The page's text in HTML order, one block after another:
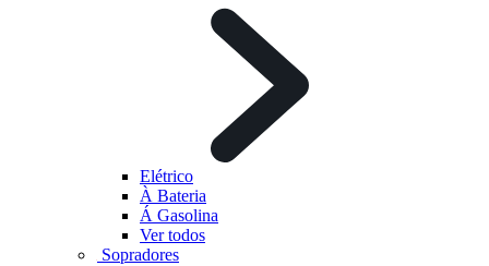
Elétrico
À Bateria
Á Gasolina
Ver todos
Sopradores